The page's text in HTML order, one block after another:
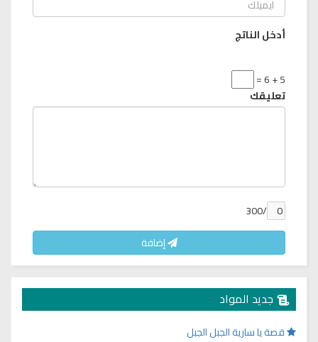
أدخل الناتج
5 + 6 =
تعليقك
/300
إضافة
جديد المواد
قصة يا سارية الجبل الجبل